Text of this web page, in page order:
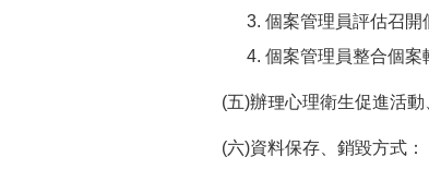
個案管理員評估召開
個案管理員整合個案
(五)辦理心理衛生促進活
(六)資料保存、銷毀方式：